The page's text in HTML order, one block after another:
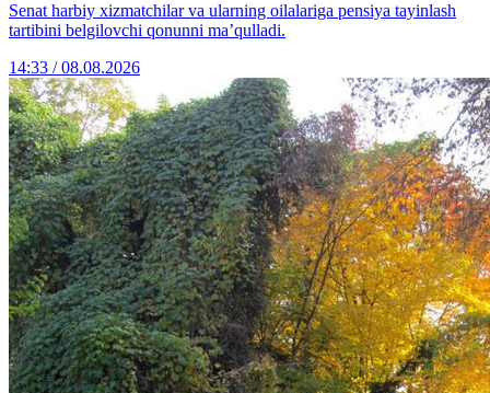
Senat harbiy xizmatchilar va ularning oilalariga pensiya tayinlash
tartibini belgilovchi qonunni ma’qulladi.
14:33 / 08.08.2026